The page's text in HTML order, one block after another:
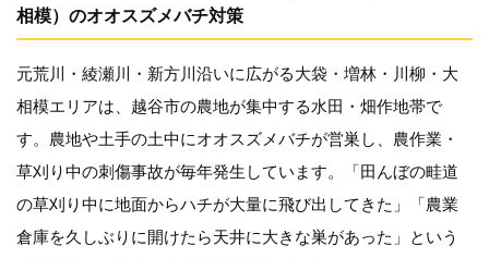
相模）のオオスズメバチ対策
元荒川・綾瀬川・新方川沿いに広がる大袋・増林・川柳・大
相模エリアは、越谷市の農地が集中する水田・畑作地帯で
す。農地や土手の土中にオオスズメバチが営巣し、農作業・
草刈り中の刺傷事故が毎年発生しています。「田んぼの畦道
の草刈り中に地面からハチが大量に飛び出してきた」「農業
倉庫を久しぶりに開けたら天井に大きな巣があった」という